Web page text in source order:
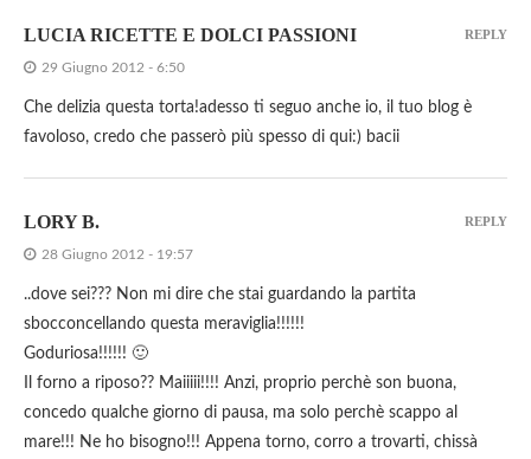
LUCIA RICETTE E DOLCI PASSIONI
29 Giugno 2012 - 6:50
Che delizia questa torta!adesso ti seguo anche io, il tuo blog è
favoloso, credo che passerò più spesso di qui:) bacii
REPLY
LORY B.
28 Giugno 2012 - 19:57
..dove sei??? Non mi dire che stai guardando la partita
sbocconcellando questa meraviglia!!!!!!
Goduriosa!!!!!! 🙂
Il forno a riposo?? Maiiiii!!!! Anzi, proprio perchè son buona,
concedo qualche giorno di pausa, ma solo perchè scappo al
mare!!! Ne ho bisogno!!! Appena torno, corro a trovarti, chissà
REPLY